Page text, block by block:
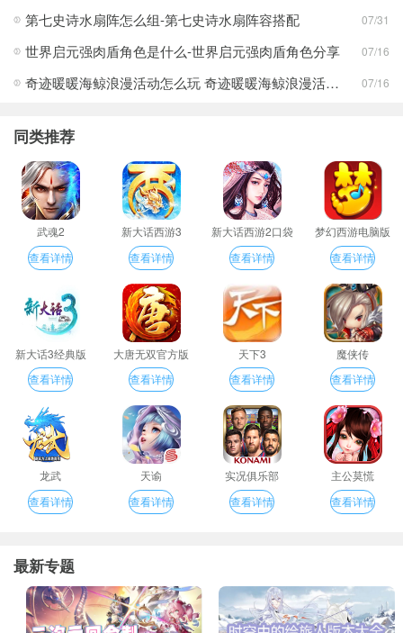
第七史诗水扇阵怎么组-第七史诗水扇阵容搭配 07/31
世界启元强肉盾角色是什么-世界启元强肉盾角色分享 07/16
奇迹暖暖海鲸浪漫活动怎么玩 奇迹暖暖海鲸浪漫活动玩法一览 07/16
同类推荐
武魂2
查看详情
新大话西游3
查看详情
新大话西游2口袋
版
查看详情
梦幻西游电脑版
查看详情
新大话3经典版
查看详情
大唐无双官方版
查看详情
天下3
查看详情
魔侠传
查看详情
龙武
查看详情
天谕
查看详情
实况俱乐部
查看详情
主公莫慌
查看详情
最新专题